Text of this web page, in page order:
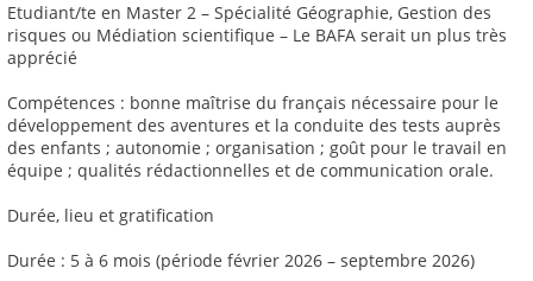
Etudiant/te en Master 2 – Spécialité Géographie, Gestion des
risques ou Médiation scientifique – Le BAFA serait un plus très
apprécié
Compétences : bonne maîtrise du français nécessaire pour le
développement des aventures et la conduite des tests auprès
des enfants ; autonomie ; organisation ; goût pour le travail en
équipe ; qualités rédactionnelles et de communication orale.
Durée, lieu et gratification
Durée : 5 à 6 mois (période février 2026 – septembre 2026)